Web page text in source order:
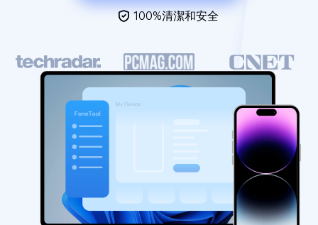
100%清潔和安全